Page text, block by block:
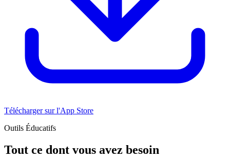
Télécharger sur l'App Store
Outils Éducatifs
Tout ce dont vous avez besoin